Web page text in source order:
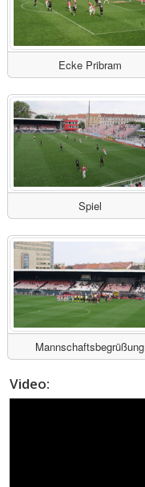
Ecke Pribram
Spiel
Mannschaftsbegrüßung
Video: